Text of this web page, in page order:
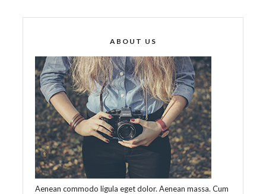
ABOUT US
Aenean commodo ligula eget dolor. Aenean massa. Cum